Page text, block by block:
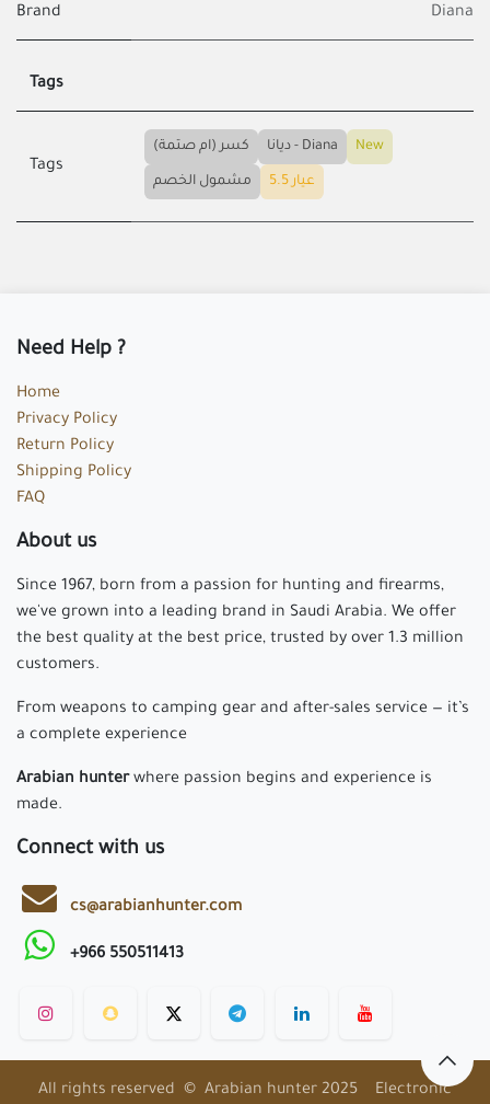
Brand Diana
Tags
Tags
كسر (ام صتمة) ديانا - Diana New
مشمول الخصم عيار 5.5
Need Help ?
Home
Privacy Policy
Return Policy
Shipping Policy
FAQ
About us
Since 1967, born from a passion for hunting and firearms,
we've grown into a leading brand in Saudi Arabia. We offer
the best quality at the best price, trusted by over 1.3 million
customers.
From weapons to camping gear and after-sales service — it’s
a complete experience
Arabian hunterwhere passion begins and experience is
made.
Connect with us
cs@arabianhunter.com
+966 550511413
All rights reserved © Arabian hunter 2025 Electronic